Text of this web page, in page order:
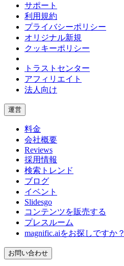
サポート
利用規約
プライバシーポリシー
オリジナル新規
クッキーポリシー
トラストセンター
アフィリエイト
法人向け
運営
料金
会社概要
Reviews
採用情報
検索トレンド
ブログ
イベント
Slidesgo
コンテンツを販売する
プレスルーム
magnific.aiをお探しですか？
お問い合わせ